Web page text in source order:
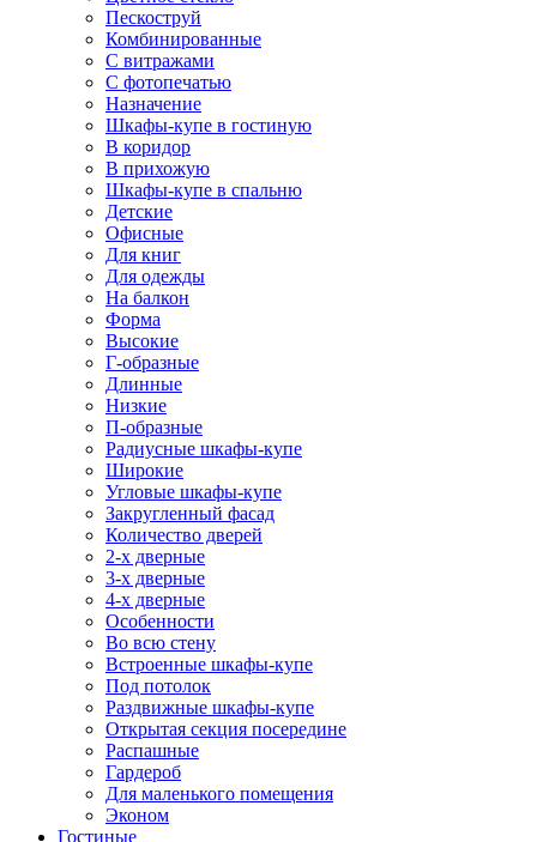
Пескоструй
Комбинированные
С витражами
С фотопечатью
Назначение
Шкафы-купе в гостиную
В коридор
В прихожую
Шкафы-купе в спальню
Детские
Офисные
Для книг
Для одежды
На балкон
Форма
Высокие
Г-образные
Длинные
Низкие
П-образные
Радиусные шкафы-купе
Широкие
Угловые шкафы-купе
Закругленный фасад
Количество дверей
2-х дверные
3-х дверные
4-х дверные
Особенности
Во всю стену
Встроенные шкафы-купе
Под потолок
Раздвижные шкафы-купе
Открытая секция посередине
Распашные
Гардероб
Для маленького помещения
Эконом
Гостиные